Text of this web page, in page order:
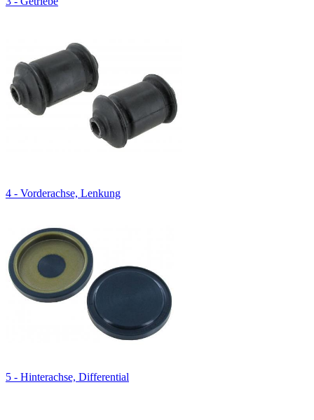
4 - Vorderachse, Lenkung
5 - Hinterachse, Differential